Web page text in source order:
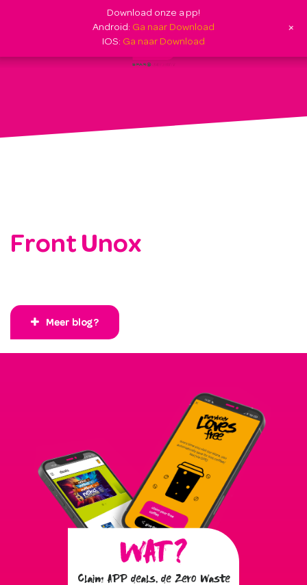
Front Unox
Meer blog?
Claim APP deals, de Zero Waste
Download onze app!
Android: Ga naar Download
IOS: Ga naar Download
+